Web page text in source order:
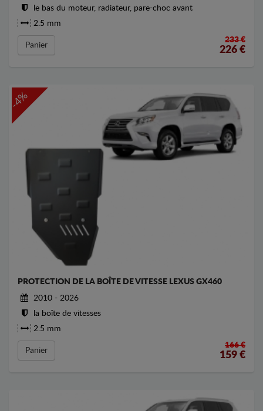
le bas du moteur, radiateur, pare-choc avant
2.5 mm
Panier
233 €
226 €
-4%
PROTECTION DE LA BOÎTE DE VITESSE LEXUS GX460
2010 - 2026
la boîte de vitesses
2.5 mm
Panier
166 €
159 €